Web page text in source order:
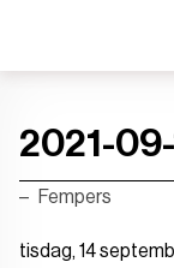
2021-
Fempers
tisdag, 14